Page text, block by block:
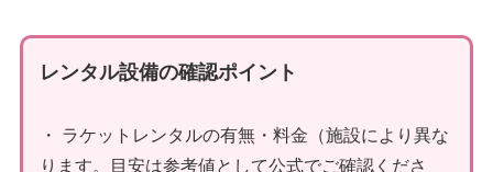
レンタル設備の確認ポイント
・ ラケットレンタルの有無・料金（施設により異な
ります。目安は参考値として公式でご確認くださ